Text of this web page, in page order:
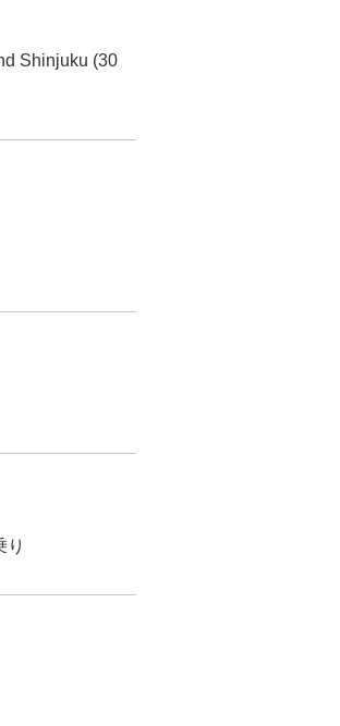
Shinjuku (30
り